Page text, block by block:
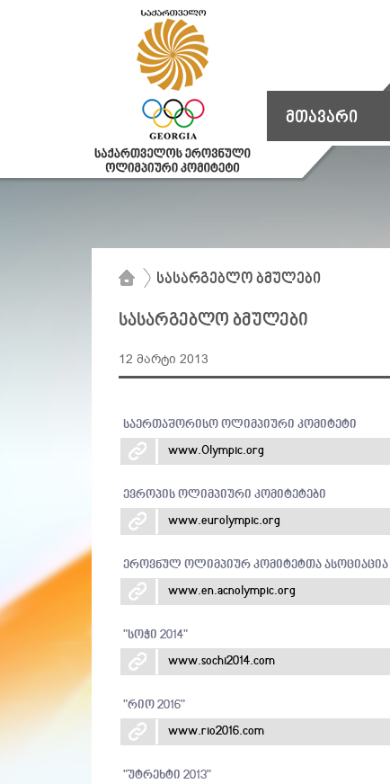
მთავარი
სასარგებლო ბმულები
სასარგებლო ბმულები
12 მარტი 2013
საერთაშორისო ოლიმპიური კომიტეტი
www.Olympic.org
ევროპის ოლიმპიური კომიტეტები
www.eurolympic.org
ეროვნულ ოლიმპიურ კომიტეტთა ასოციაცია
www.en.acnolympic.org
"სოჭი 2014"
www.sochi2014.com
"რიო 2016"
www.rio2016.com
"უტრეხტი 2013"